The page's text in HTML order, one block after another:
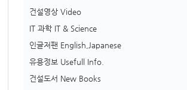
건설영상 Video
IT 과학 IT & Science
인글저팬 English,Japanese
유용정보 Usefull Info.
건설도서 New Books